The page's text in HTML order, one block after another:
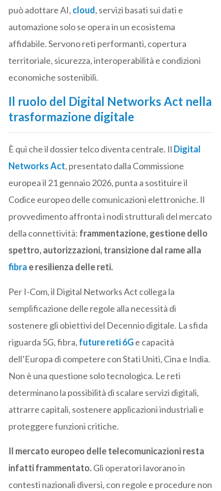
può adottare AI, cloud, servizi basati sui dati e
automazione solo se opera in un ecosistema
affidabile. Servono reti performanti, copertura
territoriale, sicurezza, interoperabilità e condizioni
economiche sostenibili.
Il ruolo del Digital Networks Act nella
trasformazione digitale
È qui che il dossier telco diventa centrale. Il Digital
Networks Act, presentato dalla Commissione
europea il 21 gennaio 2026, punta a sostituire il
Codice europeo delle comunicazioni elettroniche. Il
provvedimento affronta i nodi strutturali del mercato
della connettività: frammentazione, gestione dello
spettro, autorizzazioni, transizione dal rame alla
fibra e resilienza delle reti.
Per I-Com, il Digital Networks Act collega la
semplificazione delle regole alla necessità di
sostenere gli obiettivi del Decennio digitale. La sfida
riguarda 5G, fibra, future reti 6Ge capacità
dell’Europa di competere con Stati Uniti, Cina e India.
Non è una questione solo tecnologica. Le reti
determinano la possibilità di scalare servizi digitali,
attrarre capitali, sostenere applicazioni industriali e
proteggere funzioni critiche.
Il mercato europeo delle telecomunicazioni resta
infatti frammentato.Gli operatori lavorano in
contesti nazionali diversi, con regole e procedure non